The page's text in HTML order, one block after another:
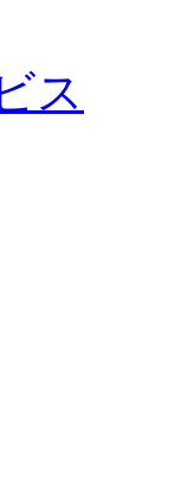
ス